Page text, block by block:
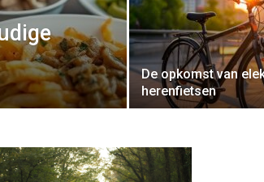
De opkomst van
herenfietsen